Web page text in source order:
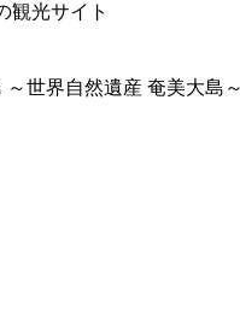
観光サイト
世界自然遺産 奄美大島～